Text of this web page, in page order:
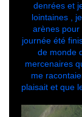
denrées et
lointaines ,
arènes pour
journée été
de monde
mercenaires
me
plaisait et que